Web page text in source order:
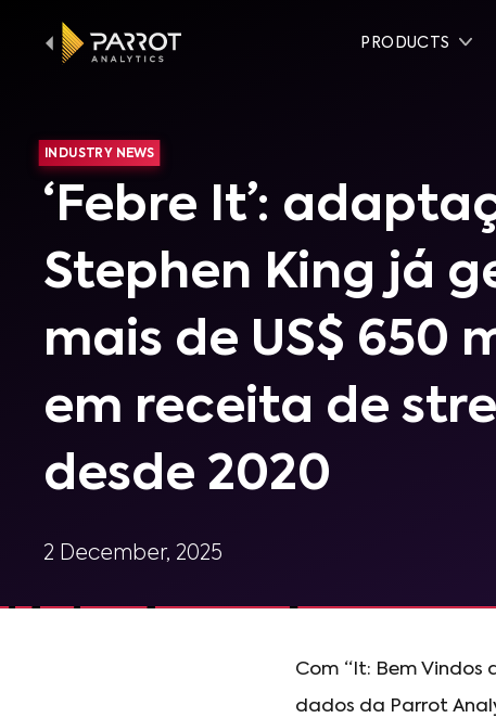
PRODUCTS
INDUSTRY NEWS
‘Febre It’:
Stephen King já
mais de US$ 650
em receita de
desde 2020
2 December, 2025
Com “It: Bem Vindos
dados da Parrot